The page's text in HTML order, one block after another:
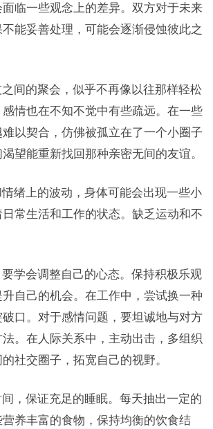
临一些观念上的差异。双方对于未来
能妥善处理，可能会逐渐侵蚀彼此之
间的聚会，似乎不再像以往那样轻松
情也在不知不觉中有些疏远。在一些
以契合，仿佛被孤立在了一个小圈子
望能重新找回那种亲密无间的友谊。
绪上的波动，身体可能会出现一些小
常生活和工作的状态。缺乏运动和不
学会调整自己的心态。保持积极乐观
自己的机会。在工作中，尝试换一种
口。对于感情问题，要坦诚地与对方
。在人际关系中，主动出击，多组织
社交圈子，拓宽自己的视野。
，保证充足的睡眠。每天抽出一定的
养丰富的食物，保持均衡的饮食结